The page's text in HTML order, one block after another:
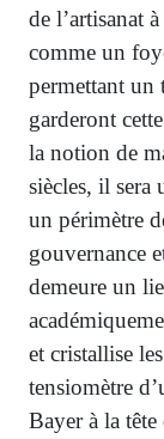
de l’artisanat
comme un
permettant un
garderont
la notion de
siècles, il sera
un périmètre
gouvernance
demeure un
et cristallise
tensiomètre
Bayer à la